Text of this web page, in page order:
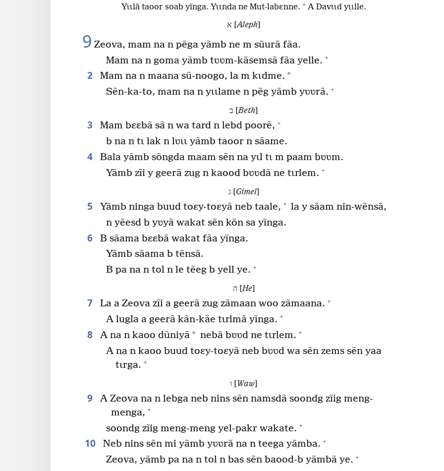
Yɩɩlã taoor soab yĩnga. Yɩɩnda ne Mut-labɛnne. * A Davɩɩd yɩɩlle.
א [Aleph]
9 Zeova, mam na n pẽga yãmb ne m sũurã fãa.
Mam na n goma yãmb tʋʋm-kãsemsã fãa yelle. +
2 Mam na n maana sũ-noogo, la m kɩdme. *
Sẽn-ka-to, mam na n yɩɩlame n pẽg yãmb yʋʋrã. +
ב [Beth
3 Mam bɛɛbã sã n wa tard n lebd poorẽ, +
b na n tɩ lak n lʋɩɩ yãmb taoor n sãame.
4
Bala yãmb sõngda maam sẽn na yɩl tɩ m paam bʋʋm.
Yãmb zĩi y geerã zug n kaood bʋʋdã ne tɩrlem. +
ג [Gimel]
5 Yãmb ninga buud toɛy-toɛyã neb taale, + la y sãam nin-wẽnsã,
n yẽesd b yʋyã wakat sẽn kõn sa yĩnga.
6
B sãama bɛɛbã wakat fãa yĩnga.
Yãmb sãama b tẽnsã.
B pa na n tol n le tẽeg b yell ye. +
ה [He]
7 La a Zeova zĩi a geerã zug zãmaan woo zãmaana. +
A lugla a geerã kãn-kãe tɩrlmã yĩnga. +
8 A na n kaoo dũniyã* nebã bʋʋd ne tɩrlem. +
A na n kaoo buud toɛy-toɛyã neb bʋʋd wa sẽn zems sẽn yaa
tɩrga. +
ו [Waw]
9
A Zeova na n lebga neb nins sẽn namsdã soondg zĩig meng-
menga, +
soondg zĩig meng-meng yel-pakr wakate. +
10 Neb nins sẽn mi yãmb yʋʋrã na n teega yãmba. +
Zeova, yãmb pa na n tol n bas sẽn baood-b yãmbã ye. +